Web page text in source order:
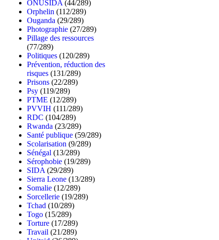
ONUSIDA (44/289)
Orphelin (112/289)
Ouganda (29/289)
Photographie (27/289)
Pillage des ressources
(77/289)
Politiques (120/289)
Prévention, réduction des
risques (131/289)
Prisons (22/289)
Psy (119/289)
PTME (12/289)
PVVIH (111/289)
RDC (104/289)
Rwanda (23/289)
Santé publique (59/289)
Scolarisation (9/289)
Sénégal (13/289)
Sérophobie (19/289)
SIDA (29/289)
Sierra Leone (13/289)
Somalie (12/289)
Sorcellerie (19/289)
Tchad (10/289)
Togo (15/289)
Torture (17/289)
Travail (21/289)